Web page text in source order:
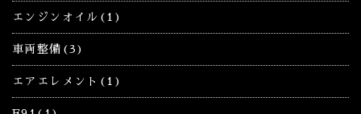
エンジンオイル(1)
車両整備(3)
エアエレメント(1)